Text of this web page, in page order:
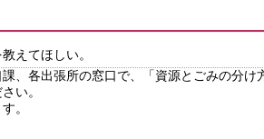
えてほしい。
、各出張所の窓口で、「資源とごみの分け
い。
。